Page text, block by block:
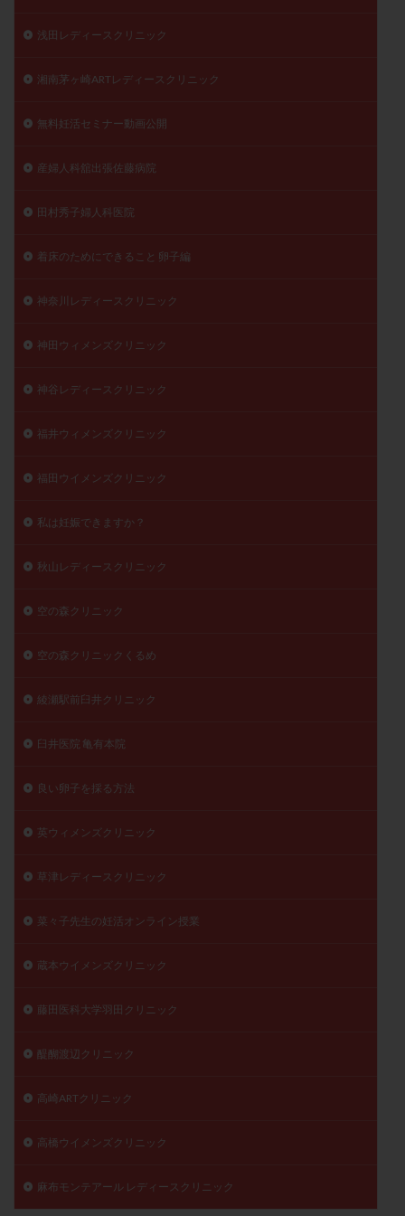
浅田レディースクリニック
湘南茅ヶ崎ARTレディースクリニック
無料妊活セミナー動画公開
産婦人科舘出張佐藤病院
田村秀子婦人科医院
着床のためにできること 卵子編
神奈川レディースクリニック
神田ウィメンズクリニック
神谷レディースクリニック
福井ウィメンズクリニック
福田ウイメンズクリニック
私は妊娠できますか？
秋山レディースクリニック
空の森クリニック
空の森クリニックくるめ
綾瀬駅前臼井クリニック
臼井医院 亀有本院
良い卵子を採る方法
英ウィメンズクリニック
草津レディースクリニック
菜々子先生の妊活オンライン授業
蔵本ウイメンズクリニック
藤田医科大学羽田クリニック
醍醐渡辺クリニック
高崎ARTクリニック
高橋ウイメンズクリニック
麻布モンテアール レディースクリニック